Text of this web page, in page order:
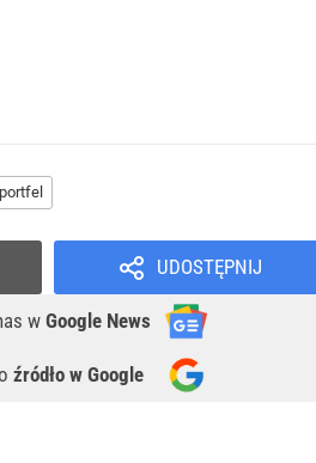
UDOSTĘPNIJ
w Google News
źródło w Google